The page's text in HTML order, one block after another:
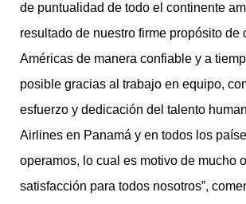
de puntualidad de todo el continente
resultado de nuestro firme propósito de
Américas de manera confiable y a
posible gracias al trabajo en equipo,
esfuerzo y dedicación del talento
Airlines en Panamá y en todos los
operamos, lo cual es motivo de mucho
satisfacción para todos nosotros”,